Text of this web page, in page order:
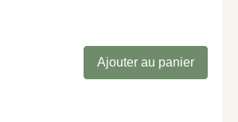
Ajouter au panier